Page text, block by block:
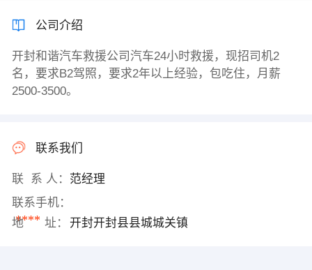
公司介绍
开封和谐汽车救援公司汽车24小时救援，现招司机2
名，要求B2驾照，要求2年以上经验，包吃住，月薪
2500-3500。
联系我们
联 系 人： 范经理
联系手机：
****
地 址： 开封开封县县城城关镇